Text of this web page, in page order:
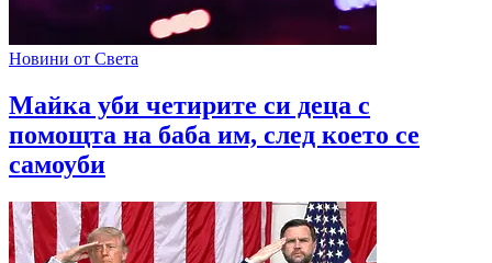
Новини от Света
Майка уби четирите си деца с
помощта на баба им, след което се
самоуби